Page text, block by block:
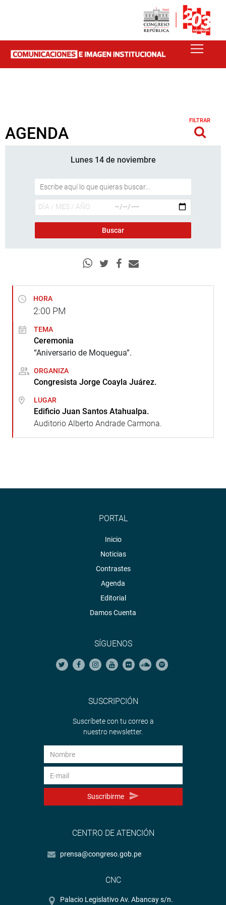
AGENDA
FILTRAR
Lunes 14 de noviembre
HORA
2:00 PM
TEMA
Ceremonia
“Aniversario de Moquegua”.
ORGANIZA
Congresista Jorge Coayla Juárez.
LUGAR
Edificio Juan Santos Atahualpa.
Auditorio Alberto Andrade Carmona.
PORTAL
Inicio
Noticias
Contrastes
Agenda
Editorial
Damos Cuenta
SÍGUENOS
SUSCRIPCIÓN
Suscríbete con tu correo a
nuestro newsletter.
Suscribirme
CENTRO DE ATENCIÓN
prensa@congreso.gob.pe
CNC
Palacio Legislativo Av. Abancay s/n.